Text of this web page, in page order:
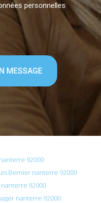
personnelles
MESSAGE
92000
Bernier nanterre 92000
92000
nanterre 92000